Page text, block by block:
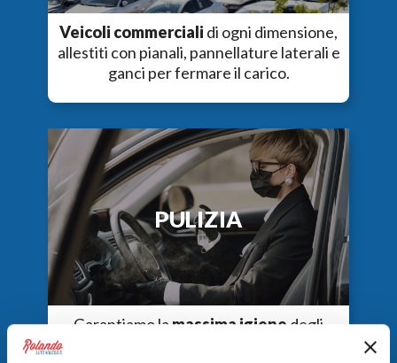
Veicoli commerciali di ogni dimensione,
allestiti con pianali, pannellature laterali e
ganci per fermare il carico.
PULIZIA
Garantiamo la massima igiene degli